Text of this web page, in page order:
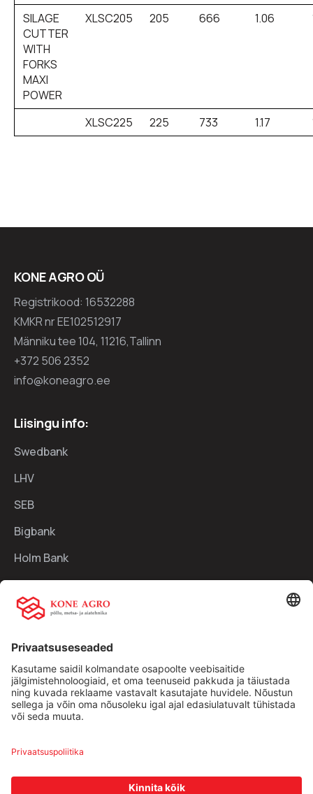
SILAGE
CUTTER
WITH
FORKS
MAXI
POWER
XLSC205 205 666 1.06
XLSC225 225 733 1.17
KONE AGRO OÜ
Registrikood: 16532288
KMKR nr EE102512917
Männiku tee 104, 11216,Tallinn
+372 506 2352
info@koneagro.ee
Liisingu info:
Swedbank
LHV
SEB
Bigbank
Holm Bank
Kiirlingid:
Traktorid
Kasutatud tehnika
Kontakt